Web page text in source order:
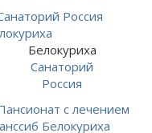
Белокуриха
Санаторий
Россия